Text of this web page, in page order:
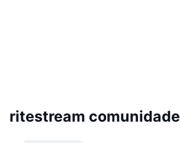
ritestream comunidade